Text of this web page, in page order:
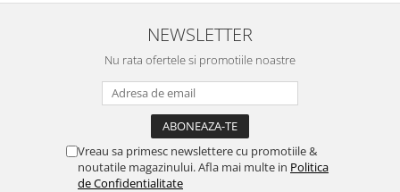
NEWSLETTER
Nu rata ofertele si promotiile noastre
Vreau sa primesc newslettere cu promotiile &
noutatile magazinului. Afla mai multe in Politica
de Confidentialitate